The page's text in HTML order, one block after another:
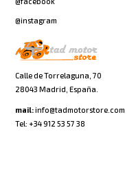
@instagram
Calle de Torrelaguna, 70
28043 Madrid, España.
mail:info@tadmotorstore.com
Tel:+34912 53 57 38